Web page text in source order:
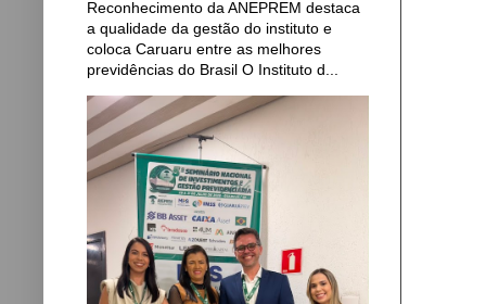
Reconhecimento da ANEPREM destaca
a qualidade da gestão do instituto e
coloca Caruaru entre as melhores
previdências do Brasil O Instituto d...